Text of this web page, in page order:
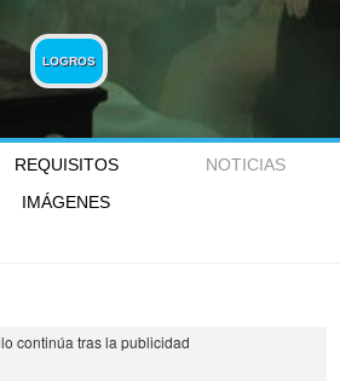
LOGROS
REQUISITOS
NOTICIAS
IMÁGENES